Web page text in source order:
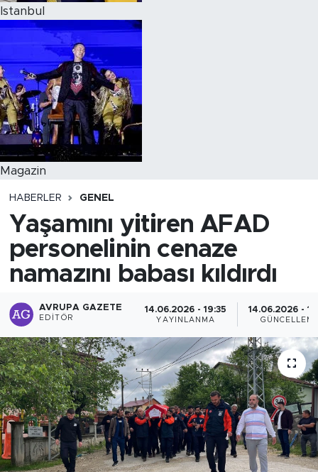
Istanbul
Magazin
HABERLER GENEL
Yaşamını yitiren AFAD
personelinin cenaze
namazını babası kıldırdı
AVRUPA GAZETE
EDITÖR
14.06.2026 - 19:35
YAYINLANMA
14.06.2026 -